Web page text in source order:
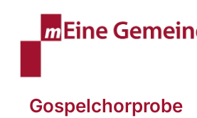
Gospelchorprobe